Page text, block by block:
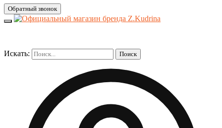
Обратный звонок
Искать: Поиск